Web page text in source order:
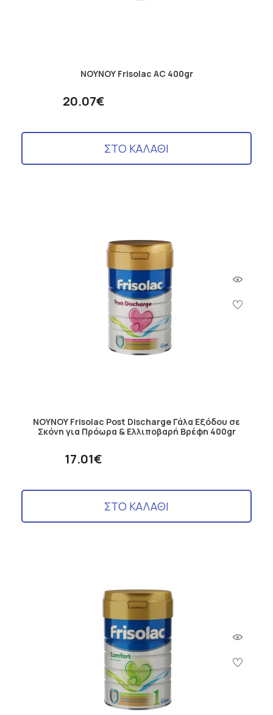
ΝΟΥΝΟΥ Frisolac AC 400gr
20.07€
ΣΤΟ ΚΑΛΑΘΙ
ΝΟΥΝΟΥ Frisolac Post Discharge Γάλα Εξόδου σε
Σκόνη για Πρόωρα & Ελλιποβαρή Βρέφη 400gr
17.01€
ΣΤΟ ΚΑΛΑΘΙ